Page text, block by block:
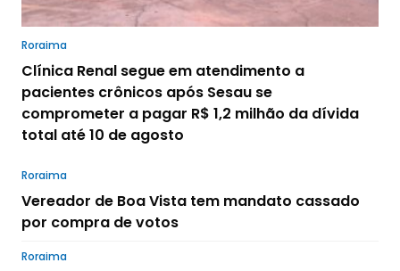
Roraima
Clínica Renal segue em atendimento a
pacientes crônicos após Sesau se
comprometer a pagar R$ 1,2 milhão da dívida
total até 10 de agosto
Roraima
Vereador de Boa Vista tem mandato cassado
por compra de votos
Roraima